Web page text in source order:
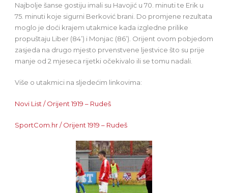
Najbolje šanse gostiju imali su Havojić u 70. minuti te Erik u
75. minuti koje sigurni Berković brani. Do promjene rezultata
moglo je doći krajem utakmice kada izgledne prilike
propuštaju Liber (84’) i Monjac (86’). Orijent ovom pobjedom
zasjeda na drugo mjesto prvenstvene ljestvice što su prije
manje od 2 mjeseca rijetki očekivalo ili se tomu nadali.
Više o utakmici na sljedećim linkovima:
Novi List / Orijent 1919 – Rudeš
SportCom.hr / Orijent 1919 – Rudeš